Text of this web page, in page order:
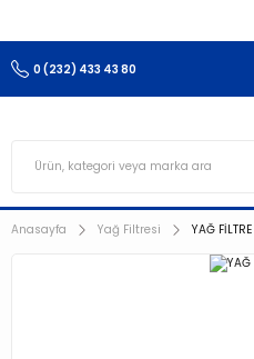
0 (232) 433 43 80
Anasayfa Yağ Filtresi YAĞ FİLTRE